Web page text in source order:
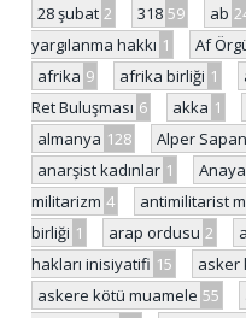
28 şubat 2 318 59 ab
yargılanma hakkı 1 Af
afrika 9 afrika birliği 1
Ret Buluşması 6 akka 1
almanya 128 Alper Sapan
anarşist kadınlar 1
militarizm 4 antimilitarist
birliği 1 arap ordusu 2
hakları inisiyatifi 15 asker
askere kötü muamele 55